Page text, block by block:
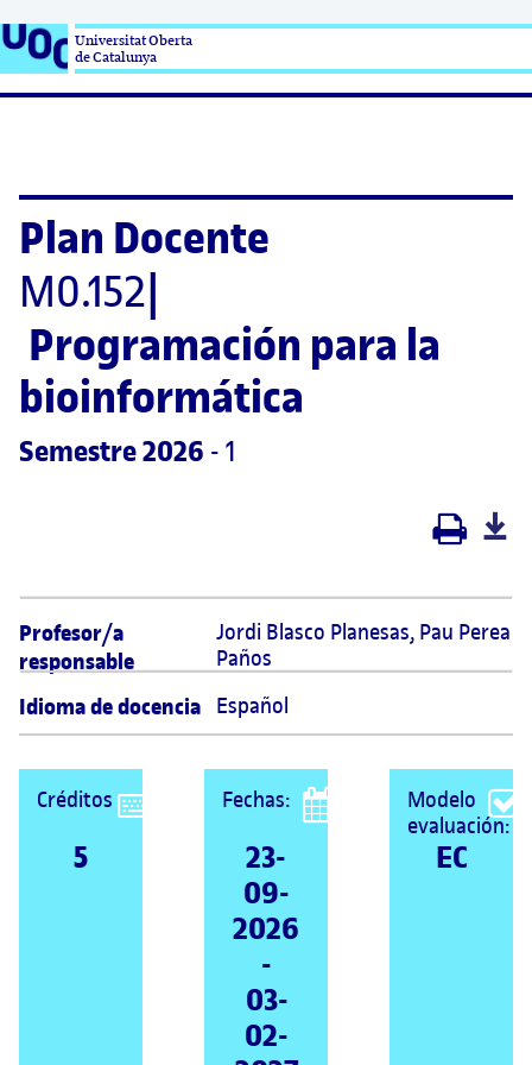
Universitat Oberta
de Catalunya
Plan Docente
M0.152
Programación para la
bioinformática
Semestre 2026 - 1
Profesor/a
responsable
Jordi Blasco Planesas, Pau Perea
Paños
Idioma de docencia Español
Créditos
5
Fechas:
23-
09-
2026
-
03-
02-
Modelo
evaluación:
EC